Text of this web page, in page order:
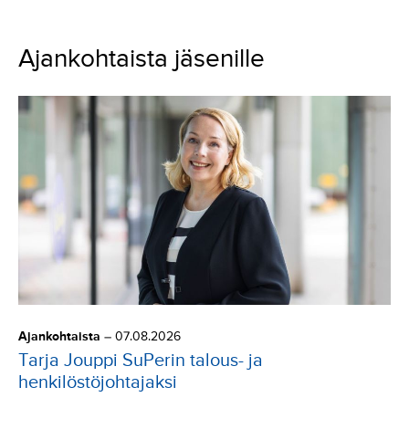
Ajankohtaista jäsenille
Ajankohtaista – 07.08.2026
Tarja Jouppi SuPerin talous- ja
henkilöstöjohtajaksi